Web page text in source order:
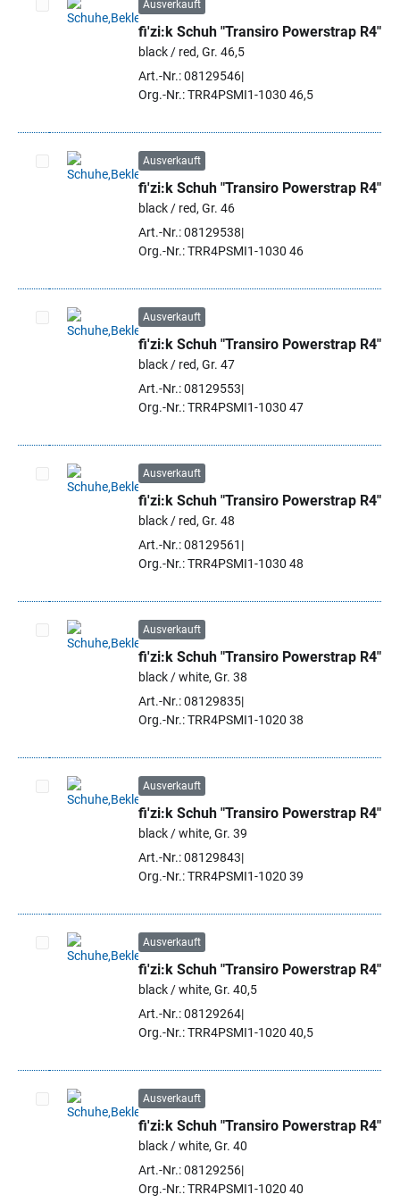
Artikel auswählen
Ausverkauft
fi'zi:k Schuh "Transiro Powerstrap R4"
black / red, Gr. 46,5
Art.-Nr.: 08129546
Org.-Nr.: TRR4PSMI1-1030 46,5
Artikel auswählen
Ausverkauft
fi'zi:k Schuh "Transiro Powerstrap R4"
black / red, Gr. 46
Art.-Nr.: 08129538
Org.-Nr.: TRR4PSMI1-1030 46
Artikel auswählen
Ausverkauft
fi'zi:k Schuh "Transiro Powerstrap R4"
black / red, Gr. 47
Art.-Nr.: 08129553
Org.-Nr.: TRR4PSMI1-1030 47
Artikel auswählen
Ausverkauft
fi'zi:k Schuh "Transiro Powerstrap R4"
black / red, Gr. 48
Art.-Nr.: 08129561
Org.-Nr.: TRR4PSMI1-1030 48
Artikel auswählen
Ausverkauft
fi'zi:k Schuh "Transiro Powerstrap R4"
black / white, Gr. 38
Art.-Nr.: 08129835
Org.-Nr.: TRR4PSMI1-1020 38
Artikel auswählen
Ausverkauft
fi'zi:k Schuh "Transiro Powerstrap R4"
black / white, Gr. 39
Art.-Nr.: 08129843
Org.-Nr.: TRR4PSMI1-1020 39
Artikel auswählen
Ausverkauft
fi'zi:k Schuh "Transiro Powerstrap R4"
black / white, Gr. 40,5
Art.-Nr.: 08129264
Org.-Nr.: TRR4PSMI1-1020 40,5
Artikel auswählen
Ausverkauft
fi'zi:k Schuh "Transiro Powerstrap R4"
black / white, Gr. 40
Art.-Nr.: 08129256
Org.-Nr.: TRR4PSMI1-1020 40